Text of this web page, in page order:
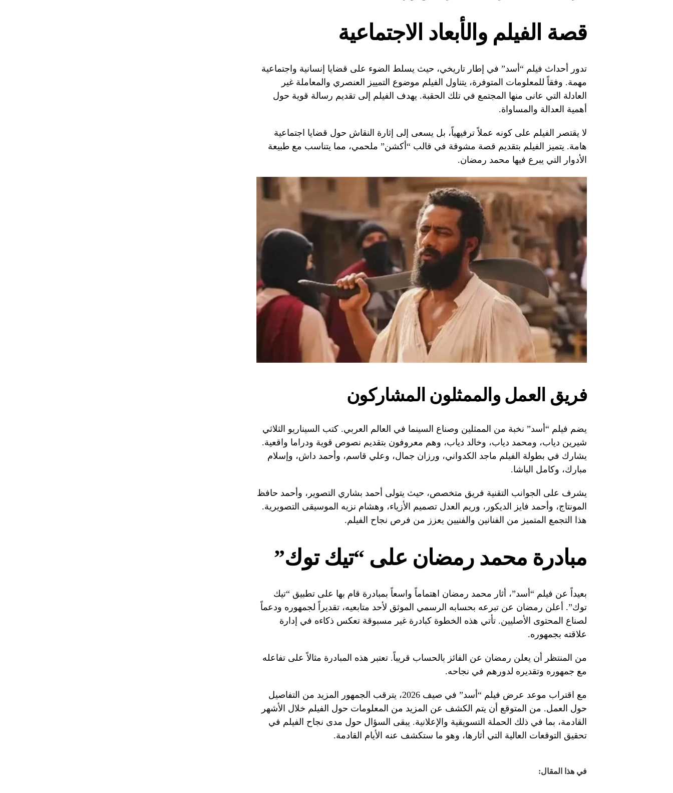
قصة الفيلم والأبعاد الاجتماعية
تدور أحداث فيلم “أسد” في إطار تاريخي، حيث يسلط الضوء على قضايا إنسانية واجتماعية
مهمة. وفقاً للمعلومات المتوفرة، يتناول الفيلم موضوع التمييز العنصري والمعاملة غير
العادلة التي عانى منها المجتمع في تلك الحقبة. يهدف الفيلم إلى تقديم رسالة قوية حول
أهمية العدالة والمساواة.
لا يقتصر الفيلم على كونه عملاً ترفيهياً، بل يسعى إلى إثارة النقاش حول قضايا اجتماعية
هامة. يتميز الفيلم بتقديم قصة مشوقة في قالب “أكشن” ملحمي، مما يتناسب مع طبيعة
الأدوار التي يبرع فيها محمد رمضان.
فريق العمل والممثلون المشاركون
يضم فيلم “أسد” نخبة من الممثلين وصناع السينما في العالم العربي. كتب السيناريو الثلاثي
شيرين دياب، ومحمد دياب، وخالد دياب، وهم معروفون بتقديم نصوص قوية ودراما واقعية.
يشارك في بطولة الفيلم ماجد الكدواني، ورزان جمال، وعلي قاسم، وأحمد داش، وإسلام
مبارك، وكامل الباشا.
يشرف على الجوانب التقنية فريق متخصص، حيث يتولى أحمد بشاري التصوير، وأحمد حافظ
المونتاج، وأحمد فايز الديكور، وريم العدل تصميم الأزياء، وهشام نزيه الموسيقى التصويرية.
هذا التجمع المتميز من الفنانين والفنيين يعزز من فرص نجاح الفيلم.
مبادرة محمد رمضان على “تيك توك”
بعيداً عن فيلم “أسد”، أثار محمد رمضان اهتماماً واسعاً بمبادرة قام بها على تطبيق “تيك
توك”. أعلن رمضان عن تبرعه بحسابه الرسمي الموثق لأحد متابعيه، تقديراً لجمهوره ودعماً
لصناع المحتوى الأصليين. تأتي هذه الخطوة كبادرة غير مسبوقة تعكس ذكاءه في إدارة
علاقته بجمهوره.
من المنتظر أن يعلن رمضان عن الفائز بالحساب قريباً. تعتبر هذه المبادرة مثالاً على تفاعله
مع جمهوره وتقديره لدورهم في نجاحه.
مع اقتراب موعد عرض فيلم “أسد” في صيف 2026، يترقب الجمهور المزيد من التفاصيل
حول العمل. من المتوقع أن يتم الكشف عن المزيد من المعلومات حول الفيلم خلال الأشهر
القادمة، بما في ذلك الحملة التسويقية والإعلانية. يبقى السؤال حول مدى نجاح الفيلم في
تحقيق التوقعات العالية التي أثارها، وهو ما ستكشف عنه الأيام القادمة.
في هذا المقال: